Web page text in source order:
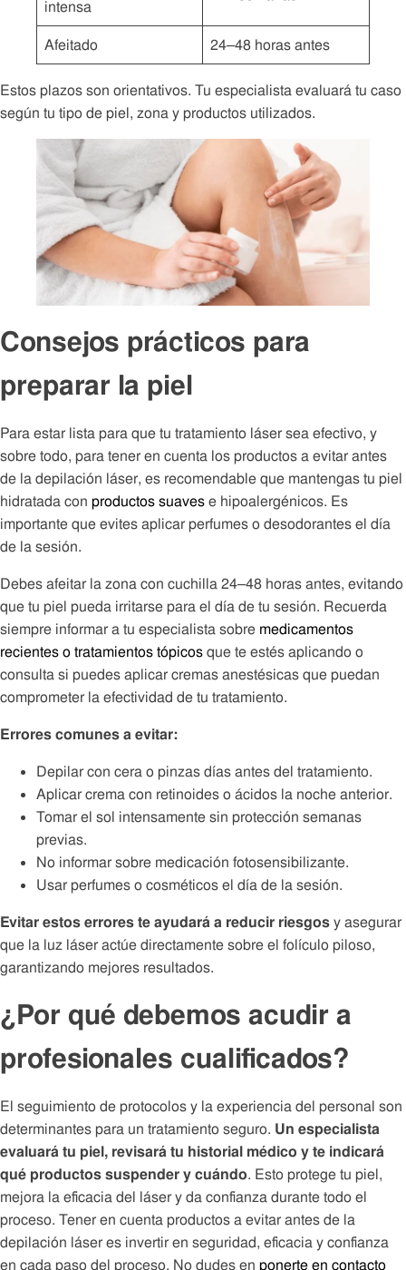
intensa
Afeitado 24–48 horas antes
Estos plazos son orientativos. Tu especialista evaluará tu caso
según tu tipo de piel, zona y productos utilizados.
Consejos prácticos para
preparar la piel
Para estar lista para que tu tratamiento láser sea efectivo, y
sobre todo, para tener en cuenta los productos a evitar antes
de la depilación láser, es recomendable que mantengas tu piel
hidratada con productos suavese hipoalergénicos. Es
importante que evites aplicar perfumes o desodorantes el día
de la sesión.
Debes afeitar la zona con cuchilla 24–48 horas antes, evitando
que tu piel pueda irritarse para el día de tu sesión. Recuerda
siempre informar a tu especialista sobre medicamentos
recientes o tratamientos tópicosque te estés aplicando o
consulta si puedes aplicar cremas anestésicas que puedan
comprometer la efectividad de tu tratamiento.
Errores comunes a evitar:
Depilar con cera o pinzas días antes del tratamiento.
Aplicar crema con retinoides o ácidos la noche anterior.
Tomar el sol intensamente sin protección semanas
previas.
No informar sobre medicación fotosensibilizante.
Usar perfumes o cosméticos el día de la sesión.
Evitar estos errores te ayudará a reducir riesgosy asegurar
que la luz láser actúe directamente sobre el folículo piloso,
garantizando mejores resultados.
¿Por qué debemos acudir a
profesionales cualificados?
El seguimiento de protocolos y la experiencia del personal son
determinantes para un tratamiento seguro. Un especialista
evaluará tu piel, revisará tu historial médico y te indicará
qué productos suspender y cuándo. Esto protege tu piel,
mejora la eficacia del láser y da confianza durante todo el
proceso. Tener en cuenta productos a evitar antes de la
depilación láser es invertir en seguridad, eficacia y confianza
en cada paso del proceso. No dudes en ponerte en contacto